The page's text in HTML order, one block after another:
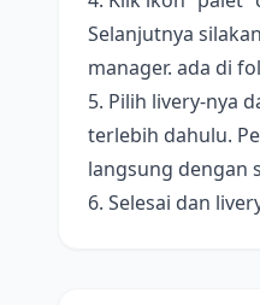
Selanjutnya
manager. ada di
5. Pilih livery-nya
terlebih dahulu.
langsung dengan
6. Selesai dan